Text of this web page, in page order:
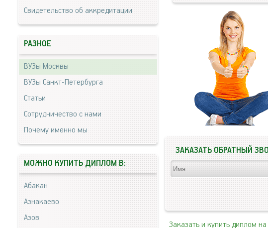
ЗАКАЗАТЬ ОБРАТНЫЙ
Заказать и купить диплом
Свидетельство об аккредитации
РАЗНОЕ
ВУЗы Москвы
ВУЗы Санкт-Петербурга
Статьи
Сотрудничество с нами
Почему именно мы
МОЖНО КУПИТЬ ДИПЛОМ В:
Абакан
Азнакаево
Азов